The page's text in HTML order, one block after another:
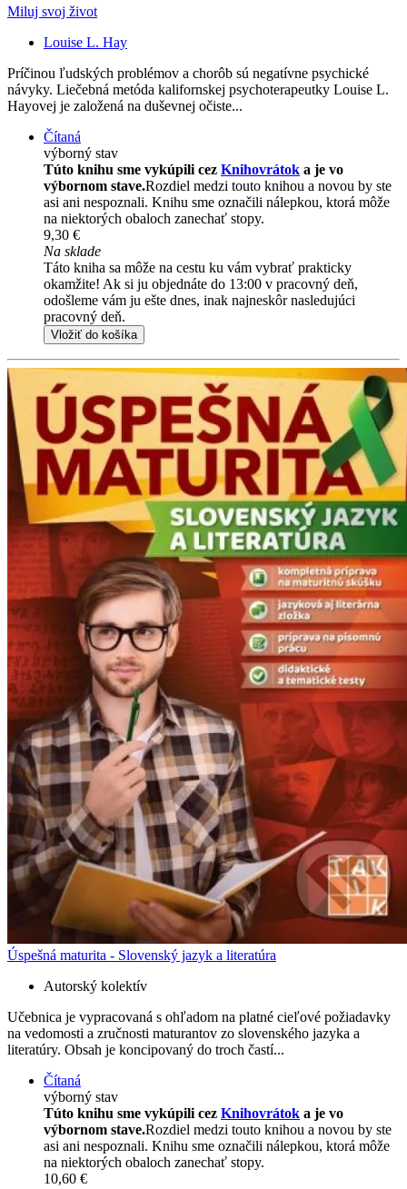
Miluj svoj život
Louise L. Hay
Príčinou ľudských problémov a chorôb sú negatívne psychické
návyky. Liečebná metóda kalifornskej psychoterapeutky Louise L.
Hayovej je založená na duševnej očiste...
Čítaná
výborný stav
Túto knihu sme vykúpili cez Knihovrátok a je vo
výbornom stave.Rozdiel medzi touto knihou a novou by ste
asi ani nespoznali. Knihu sme označili nálepkou, ktorá môže
na niektorých obaloch zanechať stopy.
9,30 €
Na sklade
Táto kniha sa môže na cestu ku vám vybrať prakticky
okamžite! Ak si ju objednáte do 13:00 v pracovný deň,
odošleme vám ju ešte dnes, inak najneskôr nasledujúci
pracovný deň.
Vložiť do košíka
Úspešná maturita - Slovenský jazyk a literatúra
Autorský kolektív
Učebnica je vypracovaná s ohľadom na platné cieľové požiadavky
na vedomosti a zručnosti maturantov zo slovenského jazyka a
literatúry. Obsah je koncipovaný do troch častí...
Čítaná
výborný stav
Túto knihu sme vykúpili cez Knihovrátok a je vo
výbornom stave.Rozdiel medzi touto knihou a novou by ste
asi ani nespoznali. Knihu sme označili nálepkou, ktorá môže
na niektorých obaloch zanechať stopy.
10,60 €